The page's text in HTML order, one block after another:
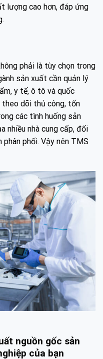
lượng cao hơn, đáp ứng
phải là tùy chọn trong
sản xuất cần quản lý
y tế, ô tô và quốc
theo dõi thủ công, tốn
các tình huống sản
nhiều nhà cung cấp, đối
phối. Vậy nên TMS
nguồn gốc sản
của bạn